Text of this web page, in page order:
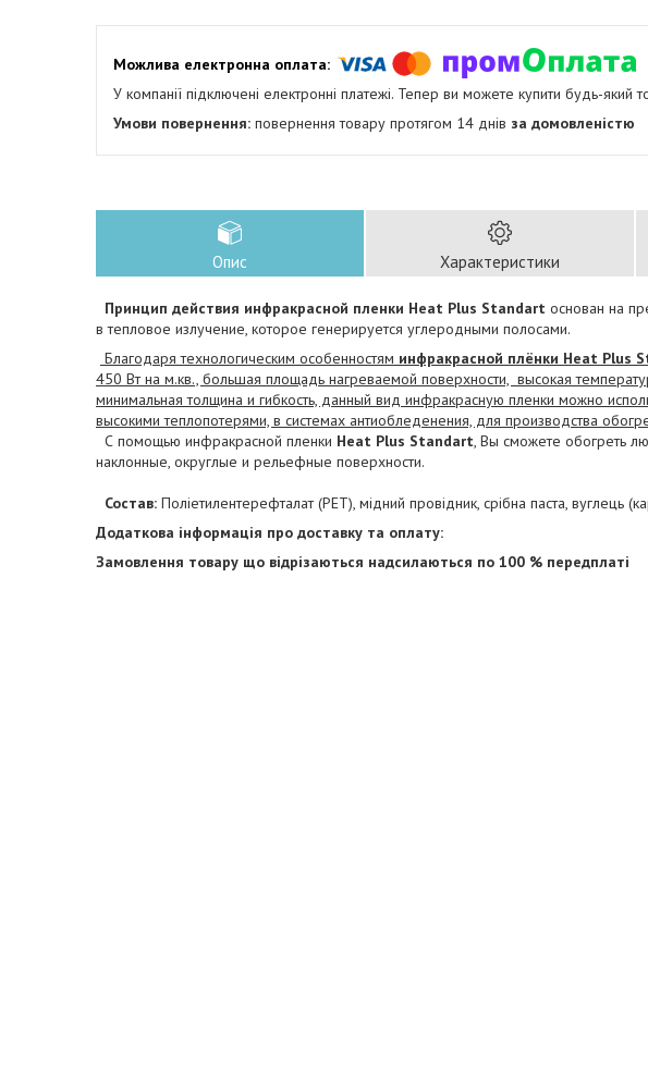
У компанії підключені електронні платежі. Тепер ви можете купити будь-який
повернення товару протягом 14 днів за домовленістю
Опис Характеристики
Принцип действия инфракрасной пленки Heat Plus Standart основан на
в тепловое излучение, которое генерируется углеродными полосами.
Благодаря технологическим особенностям инфракрасной плёнки Heat Plus
450 Вт на м.кв., большая площадь нагреваемой поверхности, высокая
минимальная толщина и гибкость, данный вид инфракрасную пленки можно
высокими теплопотерями, в системах антиобледенения, для производства
С помощью инфракрасной пленки Heat Plus Standart , Вы сможете обогреть
наклонные, округлые и рельефные поверхности.
Состав: Поліетилентерефталат (РЕТ), мідний провідник, срібна паста, вуглець
Додаткова інформація про доставку та оплату:
Замовлення товару що відрізаються надсилаються по 100 % передплаті